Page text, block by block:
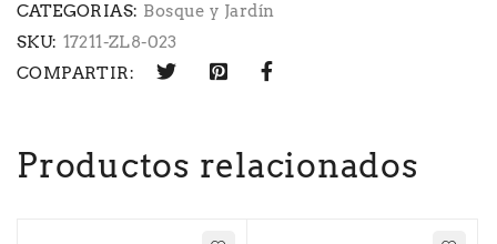
CATEGORIAS: Bosque y Jardín
SKU: 17211-ZL8-023
COMPARTIR:
Productos relacionados